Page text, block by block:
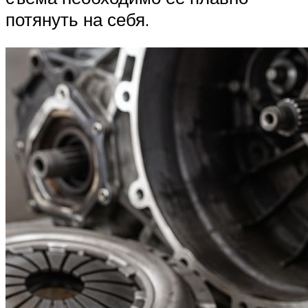
потянуть на себя.